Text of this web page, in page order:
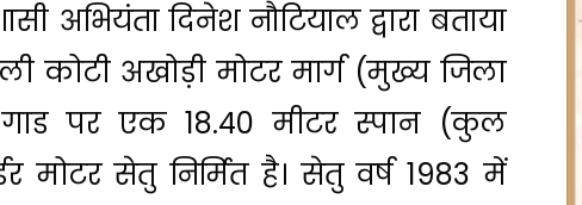
अभियंता दिनेश नौटियाल द्वारा बताया
कोटी अखोड़ी मोटर मार्ग (मुख्य जिला
पर एक 18.40 मीटर स्पान (कुल
मोटर सेतु निर्मित है। सेतु वर्ष 1983 में